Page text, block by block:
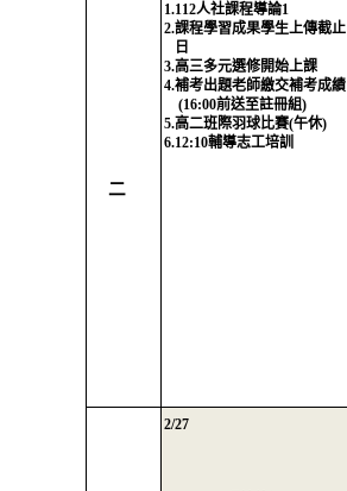
二
1.112人社課程導論1
2.課程學習成果學生上傳截止
日
3.高三多元選修開始上課
4.補考出題老師繳交補考成績
(16:00前送至註冊組)
5.高二班際羽球比賽(午休)
6.12:10輔導志工培訓
2/27